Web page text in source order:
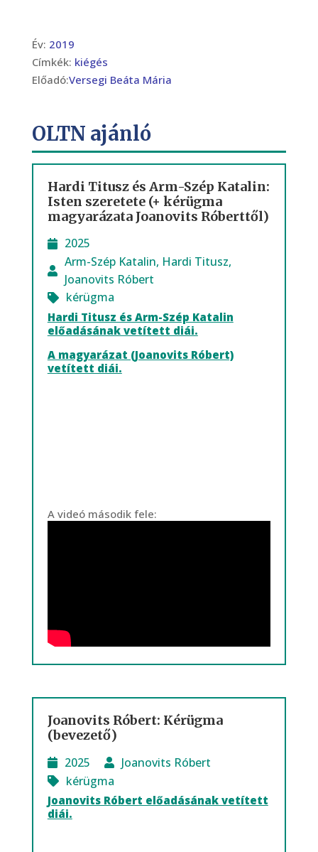
Év: 2019
Címkék: kiégés
Előadó:Versegi Beáta Mária
OLTN ajánló
Hardi Titusz és Arm-Szép Katalin:
Isten szeretete (+ kérügma
magyarázata Joanovits Róberttől)
2025
Arm-Szép Katalin, Hardi Titusz,
Joanovits Róbert
kérügma
Hardi Titusz és Arm-Szép Katalin
előadásának vetített diái.
A magyarázat (Joanovits Róbert)
vetített diái.
A videó második fele:
Joanovits Róbert: Kérügma
(bevezető)
2025
Joanovits Róbert
kérügma
Joanovits Róbert előadásának vetített
diái.